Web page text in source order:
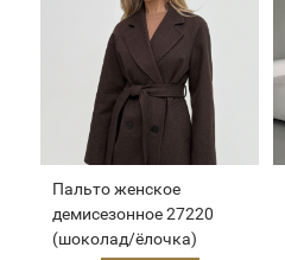
Пальто женское
демисезонное 27220
(шоколад/ёлочка)